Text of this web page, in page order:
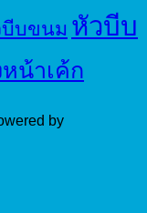
บขนม หัวบีบ
น้าเค้ก
by